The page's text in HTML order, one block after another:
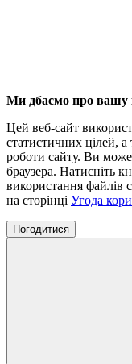
Ми дбаємо про вашу
Цей веб-сайт
статистичних цілей, а
роботи сайту. Ви
браузера. Натисніть
використання файлів
на сторінці Угода
Погодитися